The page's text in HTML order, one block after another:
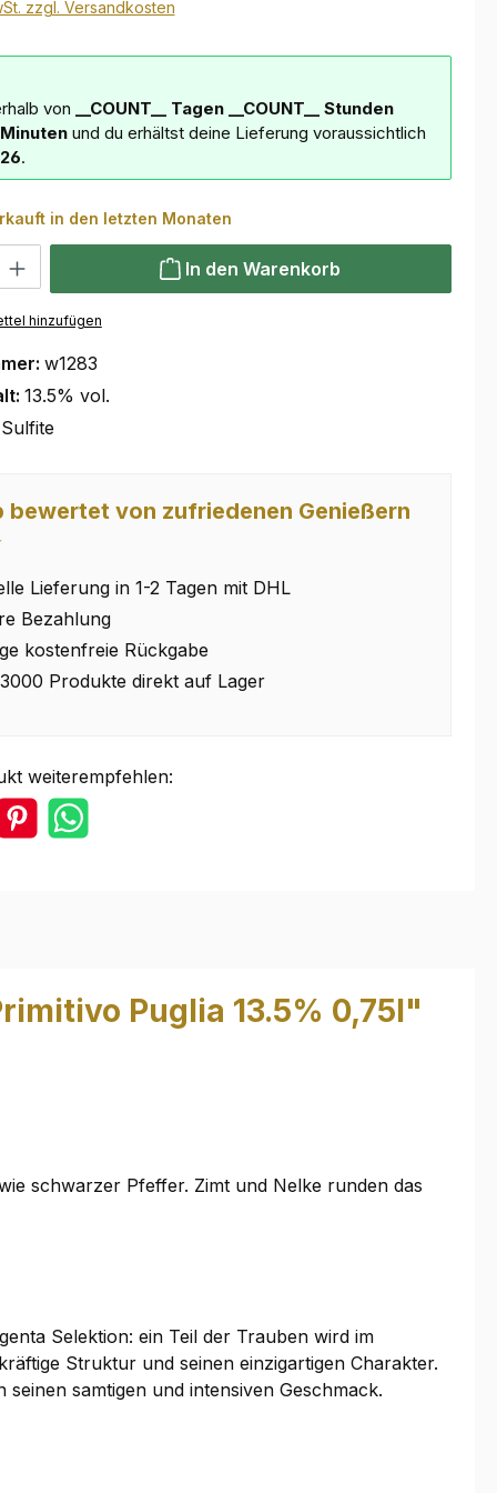
zzgl. Versandkosten
von __COUNT__ Tagen
__COUNT__ Stunden
Minuten und du erhältst deine Lieferung voraussichtlich
.
in den letzten Monaten
In den Warenkorb
hinzufügen
w1283
13.5% vol.
bewertet von zufriedenen Genießern
Lieferung in 1-2 Tagen mit DHL
Bezahlung
kostenfreie Rückgabe
Produkte direkt auf Lager
weiterempfehlen:
Puglia 13.5% 0,75l"
schwarzer Pfeffer. Zimt und Nelke runden das
Selektion: ein Teil der Trauben wird im
Struktur und seinen einzigartigen Charakter.
samtigen und intensiven Geschmack.